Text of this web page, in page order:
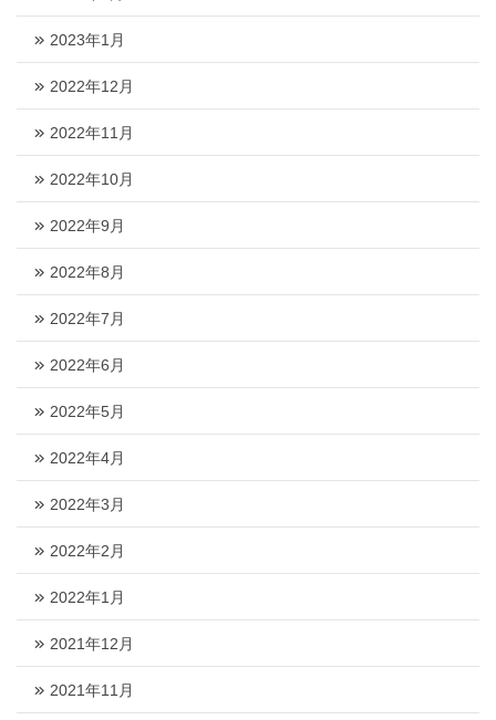
2023年1月
2022年12月
2022年11月
2022年10月
2022年9月
2022年8月
2022年7月
2022年6月
2022年5月
2022年4月
2022年3月
2022年2月
2022年1月
2021年12月
2021年11月